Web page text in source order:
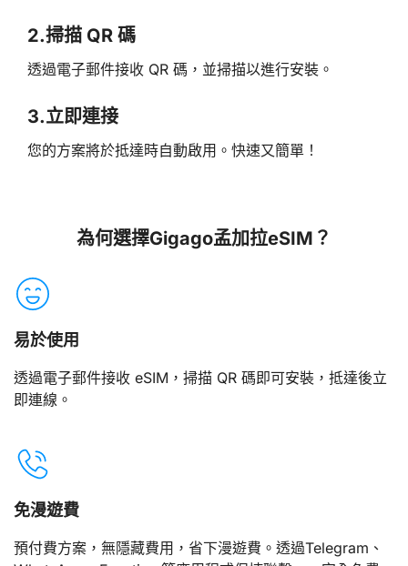
2.掃描 QR 碼
透過電子郵件接收 QR 碼，並掃描以進行安裝。
3.立即連接
您的方案將於抵達時自動啟用。快速又簡單！
為何選擇Gigago孟加拉eSIM？
易於使用
透過電子郵件接收 eSIM，掃描 QR 碼即可安裝，抵達後立
即連線。
免漫遊費
預付費方案，無隱藏費用，省下漫遊費。透過Telegram、